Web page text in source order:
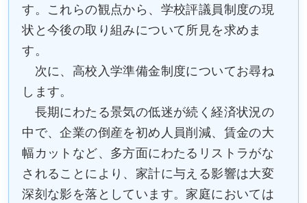
す。これらの観点から、学校評議員制度の現
状と今後の取り組みについて所見を求めま
す。
次に、高校入学準備金制度についてお尋ね
します。
長期にわたる景気の低迷が続く経済状況の
中で、企業の倒産を初め人員削減、賃金の大
幅カットなど、多方面にわたるリストラがな
されることにより、家計に与える影響は大変
深刻な影を落としています。家庭においては